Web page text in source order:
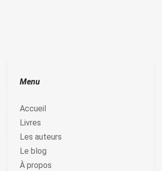
Menu
Accueil
Livres
Les auteurs
Le blog
À propos